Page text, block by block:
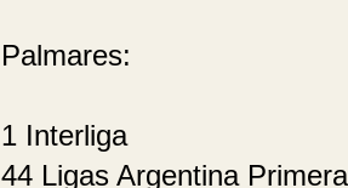
Palmares:
1 Interliga
44 Ligas Argentina Primera